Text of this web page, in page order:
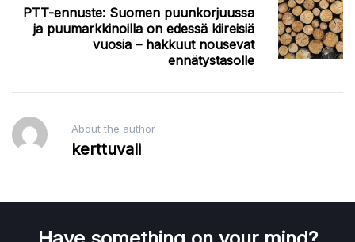
PTT-ennuste: Suomen puunkorjuussa
ja puumarkkinoilla on edessä kiireisiä
vuosia – hakkuut nousevat
ennätystasolle
About the author
kerttuvali